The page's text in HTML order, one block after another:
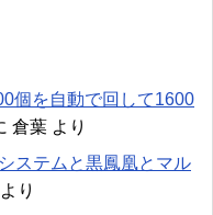
個を自動で回して1600
倉葉 より
ステムと黒鳳凰とマル
より